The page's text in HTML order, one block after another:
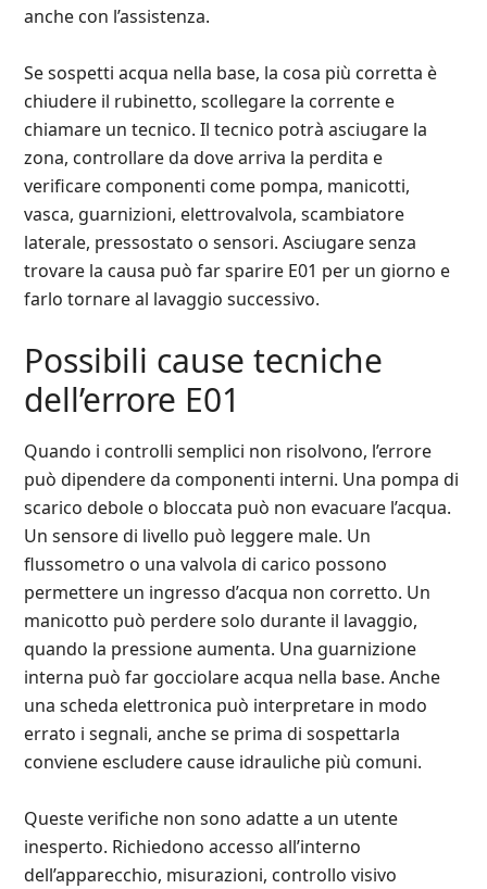
anche con l’assistenza.
Se sospetti acqua nella base, la cosa più corretta è
chiudere il rubinetto, scollegare la corrente e
chiamare un tecnico. Il tecnico potrà asciugare la
zona, controllare da dove arriva la perdita e
verificare componenti come pompa, manicotti,
vasca, guarnizioni, elettrovalvola, scambiatore
laterale, pressostato o sensori. Asciugare senza
trovare la causa può far sparire E01 per un giorno e
farlo tornare al lavaggio successivo.
Possibili cause tecniche
dell’errore E01
Quando i controlli semplici non risolvono, l’errore
può dipendere da componenti interni. Una pompa di
scarico debole o bloccata può non evacuare l’acqua.
Un sensore di livello può leggere male. Un
flussometro o una valvola di carico possono
permettere un ingresso d’acqua non corretto. Un
manicotto può perdere solo durante il lavaggio,
quando la pressione aumenta. Una guarnizione
interna può far gocciolare acqua nella base. Anche
una scheda elettronica può interpretare in modo
errato i segnali, anche se prima di sospettarla
conviene escludere cause idrauliche più comuni.
Queste verifiche non sono adatte a un utente
inesperto. Richiedono accesso all’interno
dell’apparecchio, misurazioni, controllo visivo